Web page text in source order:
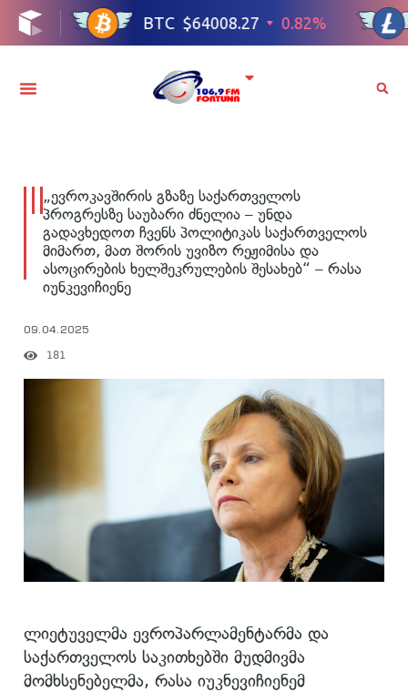
„ევროკავშირის გზაზე საქართველოს
პროგრესზე საუბარი ძნელია – უნდა
გადავხედოთ ჩვენს პოლიტიკას საქართველოს
მიმართ, მათ შორის უვიზო რეჟიმისა და
ასოცირების ხელშეკრულების შესახებ“ – რასა
იუნკევიჩიენე
09.04.2025
181
ლიეტუველმა ევროპარლამენტარმა და
საქართველოს საკითხებში მუდმივმა
მომხსენებელმა, რასა იუკნევიჩიენემ